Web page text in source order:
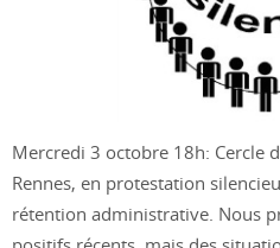
Mercredi 3 octobre 18h: Cercle
Rennes, en protestation
rétention administrative. Nous